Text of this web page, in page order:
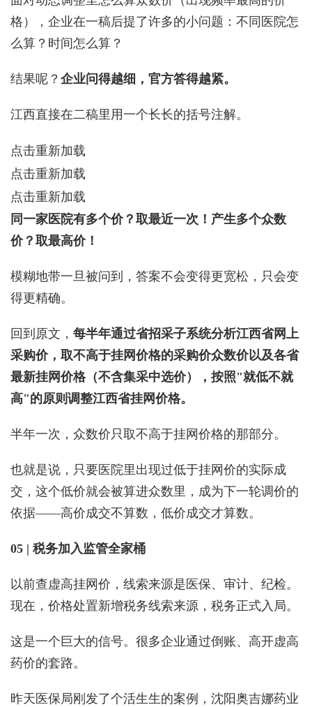
格），企业在一稿后提了许多的小问题：不同医院怎
么算？时间怎么算？
结果呢？ 企业问得越细，官方答得越紧。
江西直接在二稿里用一个长长的括号注解。
点击重新加载
点击重新加载
点击重新加载
同一家医院有多个价？取最近一次！产生多个众数
价？取最高价！
模糊地带一旦被问到，答案不会变得更宽松，只会变
得更精确。
回到原文， 每半年通过省招采子系统分析江西省网上
采购价，取不高于挂网价格的采购价众数价以及各省
最新挂网价格（不含集采中选价），按照"就低不就
高"的原则调整江西省挂网价格。
半年一次，众数价只取不高于挂网价格的那部分。
也就是说，只要医院里出现过低于挂网价的实际成
交，这个低价就会被算进众数里，成为下一轮调价的
依据——高价成交不算数，低价成交才算数。
05 | 税务加入监管全家桶
以前查虚高挂网价，线索来源是医保、审计、纪检。
现在，价格处置新增税务线索来源，税务正式入局。
这是一个巨大的信号。很多企业通过倒账、高开虚高
药价的套路。
昨天医保局刚发了个活生生的案例，沈阳奥吉娜药业